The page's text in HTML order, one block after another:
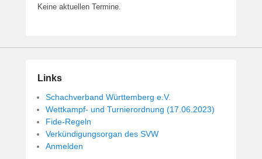
Keine aktuellen Termine.
Links
Schachverband Württemberg e.V.
Wettkampf- und Turnierordnung (17.06.2023)
Fide-Regeln
Verkündigungsorgan des SVW
Anmelden